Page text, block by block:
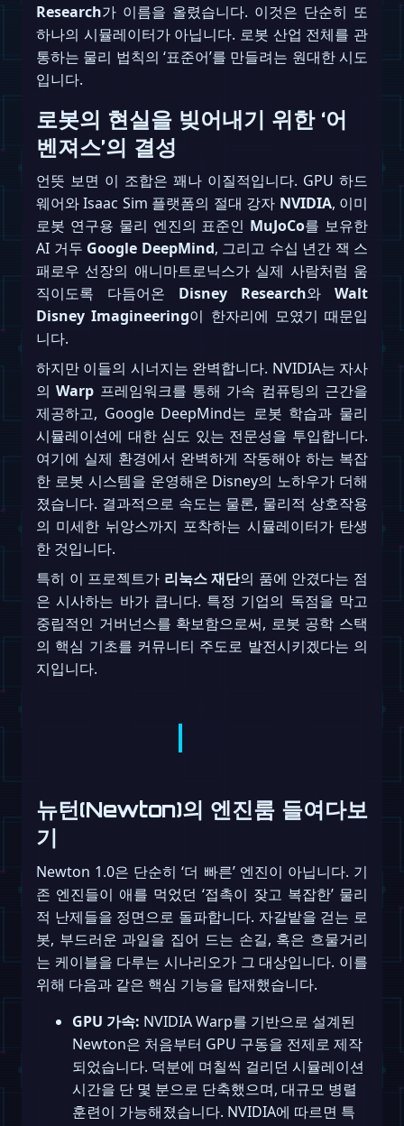
Research가 이름을 올렸습니다. 이것은 단순히 또
하나의 시뮬레이터가 아닙니다. 로봇 산업 전체를 관
통하는 물리 법칙의 ‘표준어’를 만들려는 원대한 시도
입니다.
로봇의 현실을 빚어내기 위한 ‘어
벤져스’의 결성
언뜻 보면 이 조합은 꽤나 이질적입니다. GPU 하드
웨어와 Isaac Sim 플랫폼의 절대 강자 NVIDIA, 이미
로봇 연구용 물리 엔진의 표준인 MuJoCo를 보유한
AI 거두 Google DeepMind, 그리고 수십 년간 잭 스
패로우 선장의 애니마트로닉스가 실제 사람처럼 움
직이도록 다듬어온 Disney Research와 Walt
Disney Imagineering이 한자리에 모였기 때문입
니다.
하지만 이들의 시너지는 완벽합니다. NVIDIA는 자사
의Warp 프레임워크를 통해 가속 컴퓨팅의 근간을
제공하고, Google DeepMind는 로봇 학습과 물리
시뮬레이션에 대한 심도 있는 전문성을 투입합니다.
여기에 실제 환경에서 완벽하게 작동해야 하는 복잡
한 로봇 시스템을 운영해온 Disney의 노하우가 더해
졌습니다. 결과적으로 속도는 물론, 물리적 상호작용
의 미세한 뉘앙스까지 포착하는 시뮬레이터가 탄생
한 것입니다.
특히 이 프로젝트가 리눅스 재단의 품에 안겼다는 점
은 시사하는 바가 큽니다. 특정 기업의 독점을 막고
중립적인 거버넌스를 확보함으로써, 로봇 공학 스택
의 핵심 기초를 커뮤니티 주도로 발전시키겠다는 의
지입니다.
뉴턴(Newton)의 엔진룸 들여다보
기
Newton 1.0은 단순히 ‘더 빠른’ 엔진이 아닙니다. 기
존 엔진들이 애를 먹었던 ‘접촉이 잦고 복잡한’ 물리
적 난제들을 정면으로 돌파합니다. 자갈밭을 걷는 로
봇, 부드러운 과일을 집어 드는 손길, 혹은 흐물거리
는 케이블을 다루는 시나리오가 그 대상입니다. 이를
위해 다음과 같은 핵심 기능을 탑재했습니다.
GPU 가속: NVIDIA Warp를 기반으로 설계된
Newton은 처음부터 GPU 구동을 전제로 제작
되었습니다. 덕분에 며칠씩 걸리던 시뮬레이션
시간을 단 몇 분으로 단축했으며, 대규모 병렬
훈련이 가능해졌습니다. NVIDIA에 따르면 특